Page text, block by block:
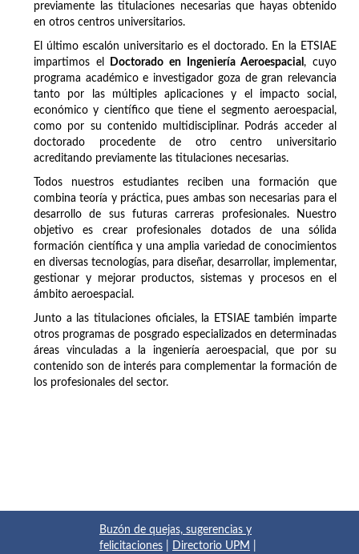
previamente las titulaciones necesarias que hayas obtenido
en otros centros universitarios.
El último escalón universitario es el doctorado. En la ETSIAE
impartimos el
Doctorado en Ingeniería Aeroespacial, cuyo
programa académico e investigador goza de gran relevancia
tanto por las múltiples aplicaciones y el impacto social,
económico y científico que tiene el segmento aeroespacial,
como por su contenido multidisciplinar. Podrás acceder al
doctorado procedente de otro centro universitario
acreditando previamente las titulaciones necesarias.
Todos nuestros estudiantes reciben una formación que
combina teoría y práctica, pues ambas son necesarias para el
desarrollo de sus futuras carreras profesionales. Nuestro
objetivo es crear profesionales dotados de una sólida
formación científica y una amplia variedad de conocimientos
en diversas tecnologías, para diseñar, desarrollar, implementar,
gestionar y mejorar productos, sistemas y procesos en el
ámbito aeroespacial.
Junto a las titulaciones oficiales, la ETSIAE también imparte
otros programas de posgrado especializados en determinadas
áreas vinculadas a la ingeniería aeroespacial, que por su
contenido son de interés para complementar la formación de
los profesionales del sector.
Buzón de quejas, sugerencias y
felicitaciones
Directorio UPM